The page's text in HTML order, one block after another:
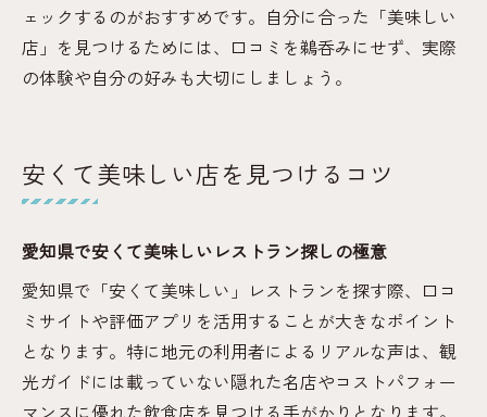
ェックするのがおすすめです。自分に合った「美味しい
店」を見つけるためには、口コミを鵜呑みにせず、実際
の体験や自分の好みも大切にしましょう。
安くて美味しい店を見つけるコツ
愛知県で安くて美味しいレストラン探しの極意
愛知県で「安くて美味しい」レストランを探す際、口コ
ミサイトや評価アプリを活用することが大きなポイント
となります。特に地元の利用者によるリアルな声は、観
光ガイドには載っていない隠れた名店やコストパフォー
マンスに優れた飲食店を見つける手がかりとなります。